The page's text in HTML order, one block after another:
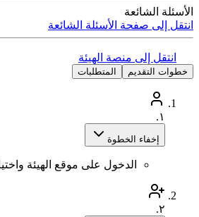
الأسئلة الشائعة
انتقل إلى صفحة الأسئلة الشائعة
انتقل إلى منصة الهيئة
خطوات التقديم المتطلبات
١.
إخفاء الخطوة
الدخول على موقع الهيئة
٢.